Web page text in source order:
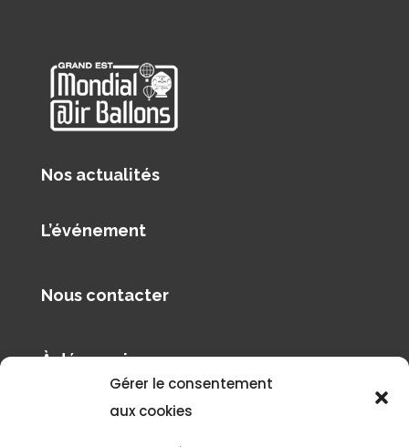
Gérer le consentement
aux cookies
Nos actualités
L’événement
Nous contacter
À découvrir
Pilâtre de Rozier Organisation